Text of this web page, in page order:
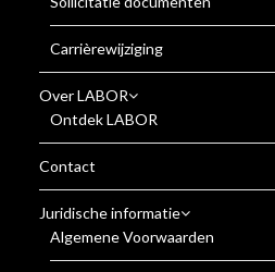
Carrièrewijziging
Over LABOR
Ontdek LABOR
Contact
Juridische informatie
Algemene Voorwaarden